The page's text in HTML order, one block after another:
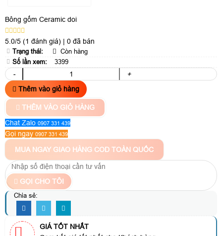
Bông gốm Ceramic doi
5.0/5 (1 đánh giá) | 0 đã bán
Trạng thái:
Còn hàng
Số lần xem:
3399
-
+
Thêm vào giỏ hàng
THÊM VÀO GIỎ HÀNG
Chat Zalo 0907 331 439
Gọi ngay 0907 331 439
MUA NGAY GIAO HÀNG COD TOÀN QUỐC
GỌI CHO TÔI
Chia sẻ:
GIÁ TỐT NHẤT